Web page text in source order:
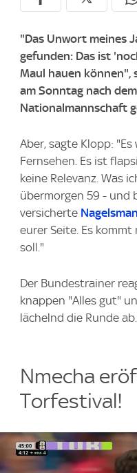
"Das Unwort meines
gefunden: Das ist
Maul hauen können",
am Sonntag nach
Nationalmannschaft
Aber, sagte Klopp:
Fernsehen. Es ist
keine Relevanz. Was
übermorgen 59 - und
versicherte
eurer Seite. Es
soll."
Der Bundestrainer
knappen "Alles gut"
lächelnd die Runde ab.
Nmecha
Torfestival!